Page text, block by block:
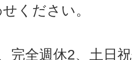
ください。
完全週休2、土日